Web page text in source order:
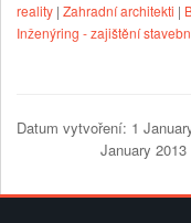
reality | Zahradní architekti |
Inženýring - zajištění
Datum vytvoření: 1
January